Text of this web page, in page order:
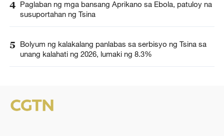
4 Paglaban ng mga bansang Aprikano sa Ebola, patuloy na
susuportahan ng Tsina
5
Bolyum ng kalakalang panlabas sa serbisyo ng Tsina sa
unang kalahati ng 2026, lumaki ng 8.3%